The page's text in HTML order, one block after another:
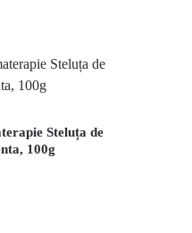
Steluța de
100g